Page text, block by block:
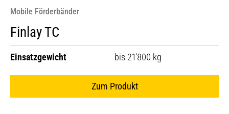
Mobile Förderbänder
Finlay TC
Einsatzgewicht bis 21'800 kg
Zum Produkt